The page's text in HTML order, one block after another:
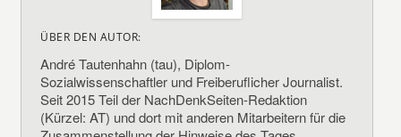
ÜBER DEN AUTOR:
André Tautenhahn (tau), Diplom-
Sozialwissenschaftler und Freiberuflicher Journalist.
Seit 2015 Teil der NachDenkSeiten-Redaktion
(Kürzel: AT) und dort mit anderen Mitarbeitern für die